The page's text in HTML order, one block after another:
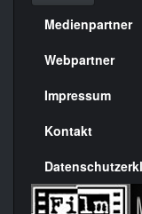
Menülinks
rechte
Seite
Medienpartner
Webpartner
Impressum
Kontakt